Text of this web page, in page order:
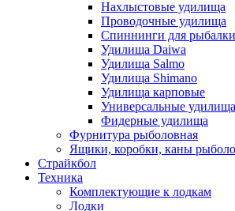
Нахлыстовые удилища
Проводочные удилища
Спиннинги для рыбалки
Удилища Daiwa
Удилища Salmo
Удилища Shimano
Удилища карповые
Универсальные удилища
Фидерные удилища
Фурнитура рыболовная
Ящики, коробки, каны
Страйкбол
Техника
Комплектующие к лодкам
Лодки